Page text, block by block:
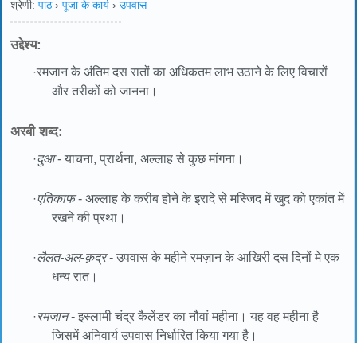
श्रेणी: पाठ› पूजा के कार्य › उपवास
उद्देश्य:
·रमजान के अंतिम दस रातों का अधिकतम लाभ उठाने के लिए विचारों
और तरीकों को जानना।
अरबी शब्द:
·दुआ- याचना, प्रार्थना, अल्लाह से कुछ मांगना।
·एतिकाफ- अल्लाह के करीब होने के इरादे से मस्जिद में खुद को एकांत में
रखने की प्रथा।
·लैलत-अल-क़द्र- उपवास के महीने रमज़ान के आखिरी दस दिनों मे एक
धन्य रात।
·रमजान- इस्लामी चंद्र कैलेंडर का नौवां महीना। यह वह महीना है
जिसमें अनिवार्य उपवास निर्धारित किया गया है।